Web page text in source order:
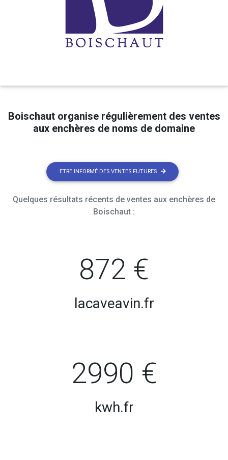
Boischaut organise régulièrement des ventes
aux enchères de noms de domaine
ETRE INFORMÉ DES VENTES FUTURES
Quelques résultats récents de ventes aux enchères de
Boischaut :
872 €
lacaveavin.fr
2990 €
kwh.fr